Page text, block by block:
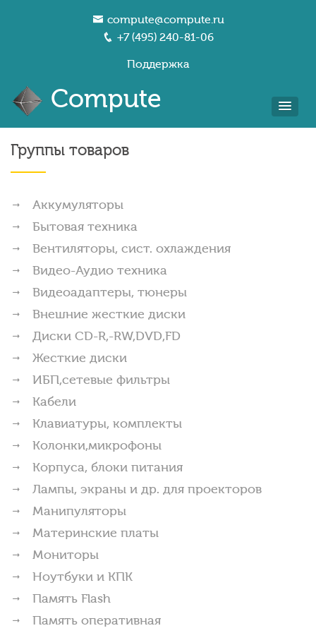
compute@compute.ru
+7 (495) 240-81-06
Поддержка
Compute
Группы товаров
Аккумуляторы
Бытовая техника
Вентиляторы, сист. охлаждения
Видео-Аудио техника
Видеоадаптеры, тюнеры
Внешние жесткие диски
Диски CD-R,-RW,DVD,FD
Жесткие диски
ИБП,сетевые фильтры
Кабели
Клавиатуры, комплекты
Колонки,микрофоны
Корпуса, блоки питания
Лампы, экраны и др. для проекторов
Манипуляторы
Материнские платы
Мониторы
Ноутбуки и КПК
Память Flash
Память оперативная